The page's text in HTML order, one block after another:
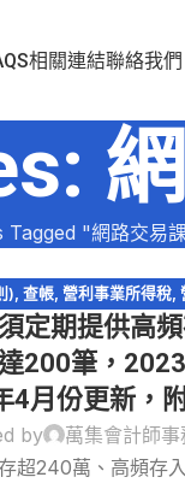
相關連結聯絡我們
Tagged "網路交易
),查帳,營利事業所得稅,
拍賣,網路購物,逃漏稅,
定期提供高
200筆，
4月份更新，
by
萬集會計師事
超240萬、高頻存